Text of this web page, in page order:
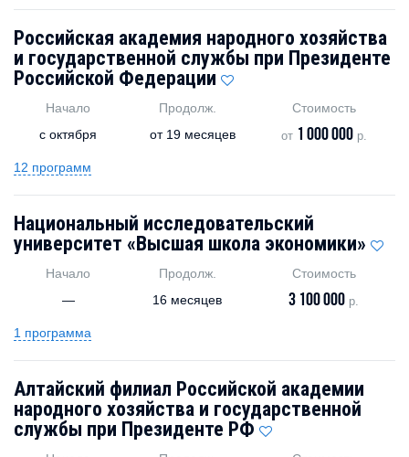
Российская академия народного хозяйства
и государственной службы при Президенте
Российской Федерации
Начало
соктября
Продолж.
от 19 месяцев
Стоимость
от 1 000 000р.
12 программ
Национальный исследовательский
университет «Высшая школа экономики»
Начало
—
Продолж.
16 месяцев
Стоимость
3 100 000 р.
1 программа
Алтайский филиал Российской академии
народного хозяйства и государственной
службы при Президенте РФ